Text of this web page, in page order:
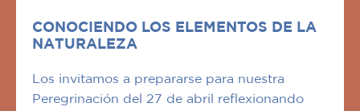
CONOCIENDO LOS ELEMENTOS DE LA
NATURALEZA
Los invitamos a prepararse para nuestra
Peregrinación del 27 de abril reflexionando